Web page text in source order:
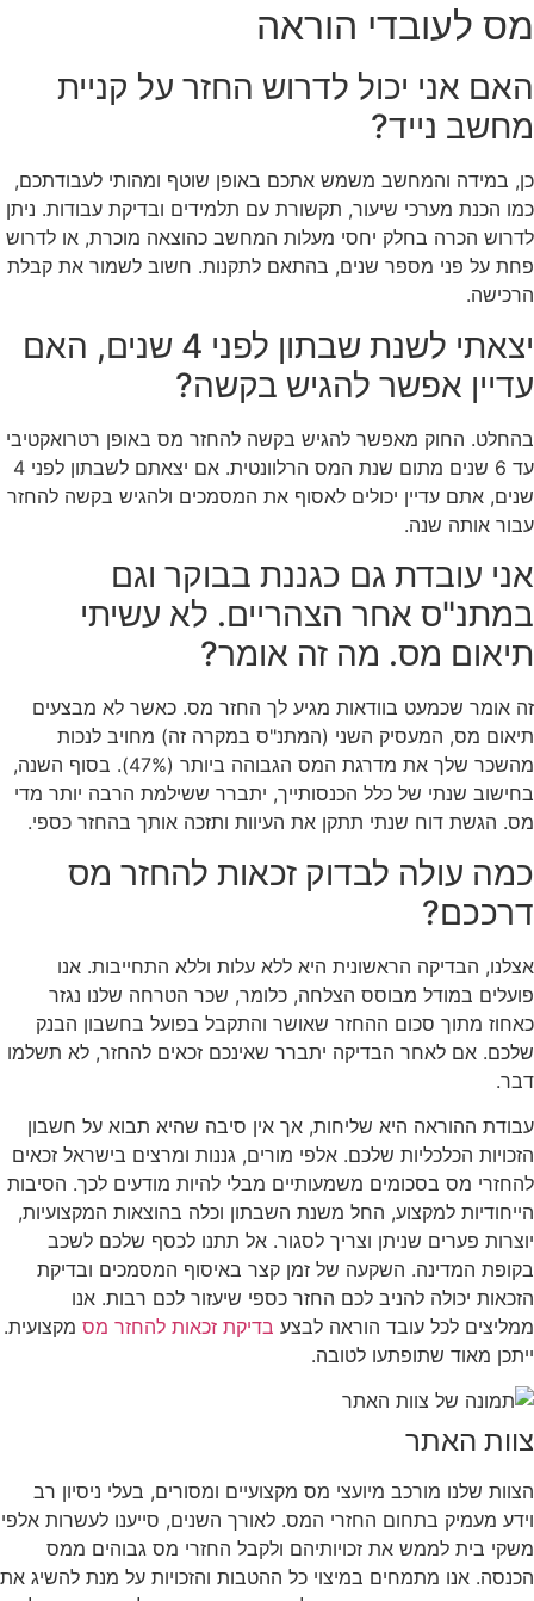
מס לעובדי הוראה
האם אני יכול לדרוש החזר על קניית
מחשב נייד?
כן, במידה והמחשב משמש אתכם באופן שוטף ומהותי לעבודתכם,
כמו הכנת מערכי שיעור, תקשורת עם תלמידים ובדיקת עבודות. ניתן
לדרוש הכרה בחלק יחסי מעלות המחשב כהוצאה מוכרת, או לדרוש
פחת על פני מספר שנים, בהתאם לתקנות. חשוב לשמור את קבלת
הרכישה.
יצאתי לשנת שבתון לפני 4 שנים, האם
עדיין אפשר להגיש בקשה?
בהחלט. החוק מאפשר להגיש בקשה להחזר מס באופן רטרואקטיבי
עד 6 שנים מתום שנת המס הרלוונטית. אם יצאתם לשבתון לפני 4
שנים, אתם עדיין יכולים לאסוף את המסמכים ולהגיש בקשה להחזר
עבור אותה שנה.
אני עובדת גם כגננת בבוקר וגם
במתנ"ס אחר הצהריים. לא עשיתי
תיאום מס. מה זה אומר?
זה אומר שכמעט בוודאות מגיע לך החזר מס. כאשר לא מבצעים
תיאום מס, המעסיק השני (המתנ"ס במקרה זה) מחויב לנכות
מהשכר שלך את מדרגת המס הגבוהה ביותר (47%). בסוף השנה,
בחישוב שנתי של כלל הכנסותייך, יתברר ששילמת הרבה יותר מדי
מס. הגשת דוח שנתי תתקן את העיוות ותזכה אותך בהחזר כספי.
כמה עולה לבדוק זכאות להחזר מס
דרככם?
אצלנו, הבדיקה הראשונית היא ללא עלות וללא התחייבות. אנו
פועלים במודל מבוסס הצלחה, כלומר, שכר הטרחה שלנו נגזר
כאחוז מתוך סכום ההחזר שאושר והתקבל בפועל בחשבון הבנק
שלכם. אם לאחר הבדיקה יתברר שאינכם זכאים להחזר, לא תשלמו
דבר.
עבודת ההוראה היא שליחות, אך אין סיבה שהיא תבוא על חשבון
הזכויות הכלכליות שלכם. אלפי מורים, גננות ומרצים בישראל זכאים
להחזרי מס בסכומים משמעותיים מבלי להיות מודעים לכך. הסיבות
הייחודיות למקצוע, החל משנת השבתון וכלה בהוצאות המקצועיות,
יוצרות פערים שניתן וצריך לסגור. אל תתנו לכסף שלכם לשכב
בקופת המדינה. השקעה של זמן קצר באיסוף המסמכים ובדיקת
הזכאות יכולה להניב לכם החזר כספי שיעזור לכם רבות. אנו
ממליצים לכל עובד הוראה לבצע בדיקת זכאות להחזר מס מקצועית.
ייתכן מאוד שתופתעו לטובה.
צוות האתר
הצוות שלנו מורכב מיועצי מס מקצועיים ומסורים, בעלי ניסיון רב
וידע מעמיק בתחום החזרי המס. לאורך השנים, סייענו לעשרות אלפי
משקי בית לממש את זכויותיהם ולקבל החזרי מס גבוהים ממס
הכנסה. אנו מתמחים במיצוי כל ההטבות והזכויות על מנת להשיג את